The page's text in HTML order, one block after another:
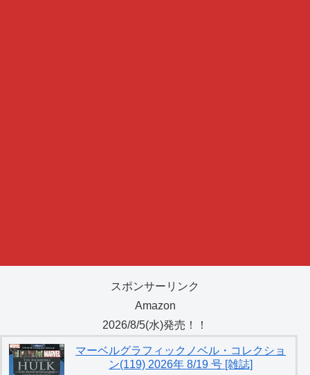
スポンサーリンク
Amazon
2026/8/5(水)発売！！
マーベルグラフィックノベル・コレクショ
ン(119) 2026年 8/19 号 [雑誌]